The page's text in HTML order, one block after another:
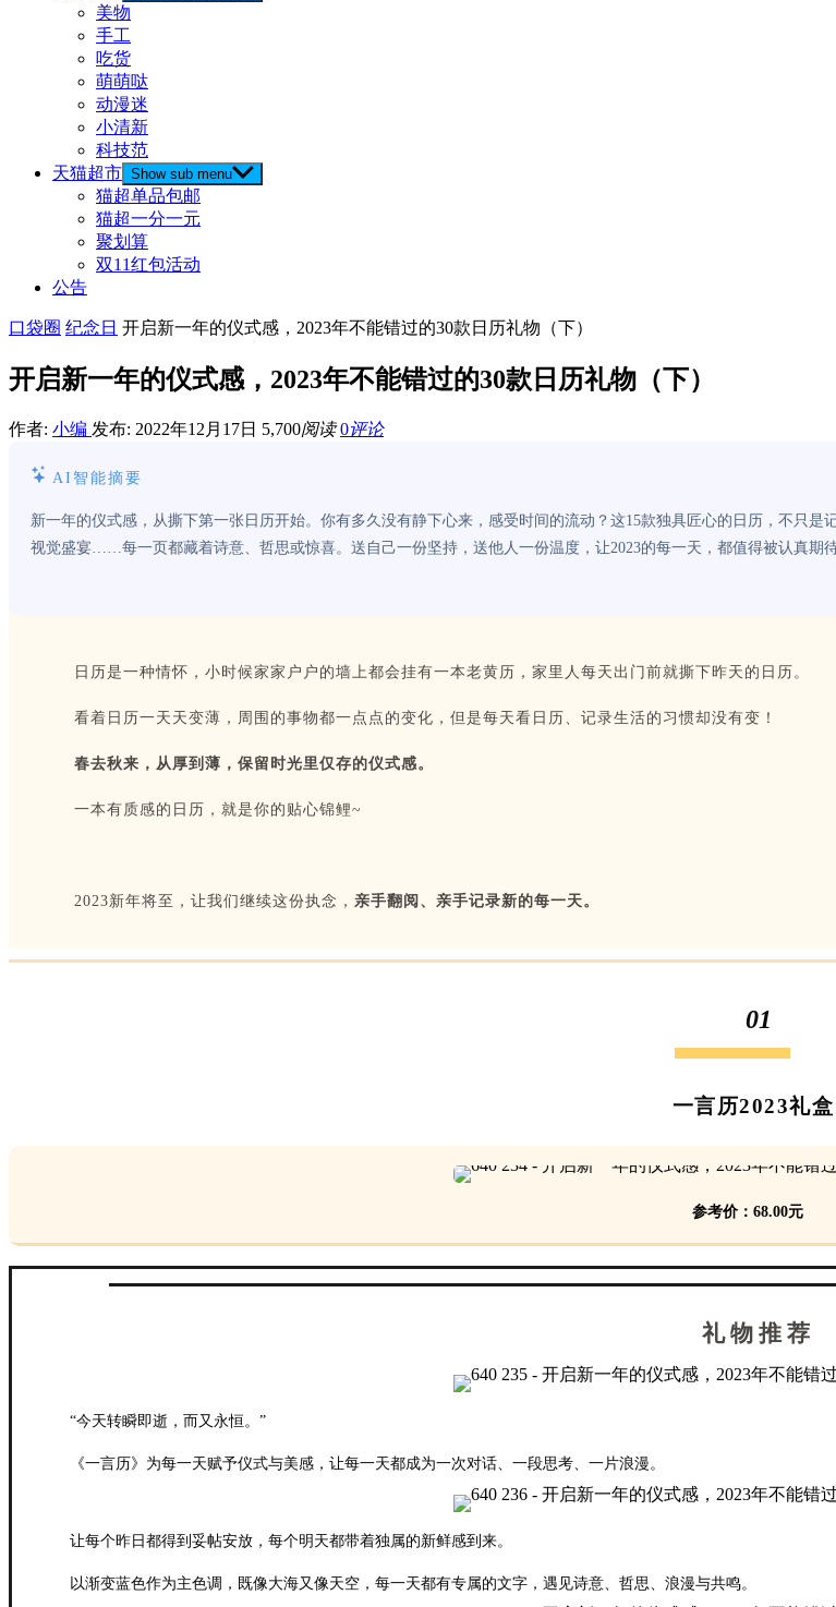
美物
手工
吃货
萌萌哒
动漫迷
小清新
科技范
天猫超市 Show sub menu
猫超单品包邮
猫超一分一元
聚划算
双11红包活动
公告
口袋圈 纪念日 开启新一年的仪式感，2023年不能错过的30款日历礼物（下）
开启新一年的仪式感，2023年不能错过的30款日历礼物（下）
作者: 小编 发布: 2022年12月17日 5,700阅读 0评论
AI智能摘要
新一年的仪式感，从撕下第一张日历开始。你有多久没有静下心来，感受时间的流动？这15款独具匠心的日历，不只
视觉盛宴……每一页都藏着诗意、哲思或惊喜。送自己一份坚持，送他人一份温度，让2023的每一天，都值得被认真期待
日历是一种情怀，小时候家家户户的墙上都会挂有一本老黄历，家里人每天出门前就撕下昨天的日历。
看着日历一天天变薄，周围的事物都一点点的变化，但是每天看日历、记录生活的习惯却没有变！
春去秋来，从厚到薄，保留时光里仅存的仪式感。
一本有质感的日历，就是你的贴心锦鲤~
2023新年将至，让我们继续这份执念， 亲手翻阅、亲手记录新的每一天。
01
一言历2023礼盒
参考价：68.00元
礼 物 推 荐
“今天转瞬即逝，而又永恒。”
《一言历》为每一天赋予仪式与美感，让每一天都成为一次对话、一段思考、一片浪漫。
让每个昨日都得到妥帖安放，每个明天都带着独属的新鲜感到来。
以渐变蓝色作为主色调，既像大海又像天空，每一天都有专属的文字，遇见诗意、哲思、浪漫与共鸣。